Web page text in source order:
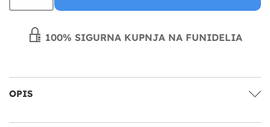
100% SIGURNA KUPNJA NA FUNIDELIA
OPIS